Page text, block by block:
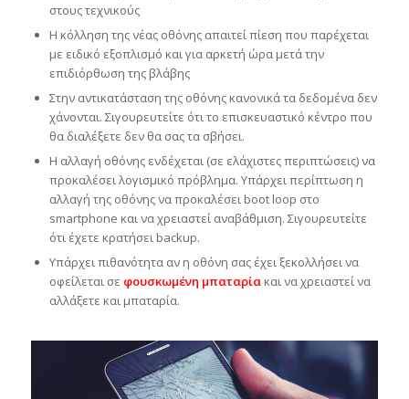
στους τεχνικούς
Η κόλληση της νέας οθόνης απαιτεί πίεση που παρέχεται
με ειδικό εξοπλισμό και για αρκετή ώρα μετά την
επιδιόρθωση της βλάβης
Στην αντικατάσταση της οθόνης κανονικά τα δεδομένα δεν
χάνονται. Σιγουρευτείτε ότι το επισκευαστικό κέντρο που
θα διαλέξετε δεν θα σας τα σβήσει.
Η αλλαγή οθόνης ενδέχεται (σε ελάχιστες περιπτώσεις) να
προκαλέσει λογισμικό πρόβλημα. Υπάρχει περίπτωση η
αλλαγή της οθόνης να προκαλέσει boot loop στο
smartphone και να χρειαστεί αναβάθμιση. Σιγουρευτείτε
ότι έχετε κρατήσει backup.
Υπάρχει πιθανότητα αν η οθόνη σας έχει ξεκολλήσει να
οφείλεται σε φουσκωμένη μπαταρίακαι να χρειαστεί να
αλλάξετε και μπαταρία.